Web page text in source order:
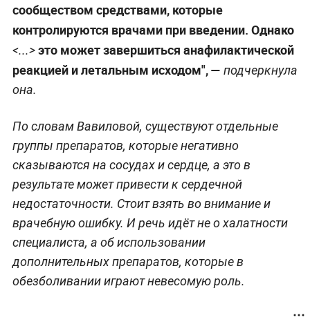
сообществом средствами, которые
контролируются врачами при введении. Однако
<...>это может завершиться анафилактической
реакцией и летальным исходом", — подчеркнула
она.
По словам Вавиловой, существуют отдельные
группы препаратов, которые негативно
сказываются на сосудах и сердце, а это в
результате может привести к сердечной
недостаточности. Стоит взять во внимание и
врачебную ошибку. И речь идёт не о халатности
специалиста, а об использовании
дополнительных препаратов, которые в
обезболивании играют невесомую роль.